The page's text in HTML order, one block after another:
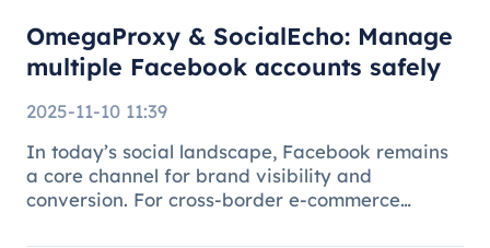
OmegaProxy & SocialEcho: Manage
multiple Facebook accounts safely
2025-11-10 11:39
In today’s social landscape, Facebook remains
a core channel for brand visibility and
conversion. For cross-border e-commerce